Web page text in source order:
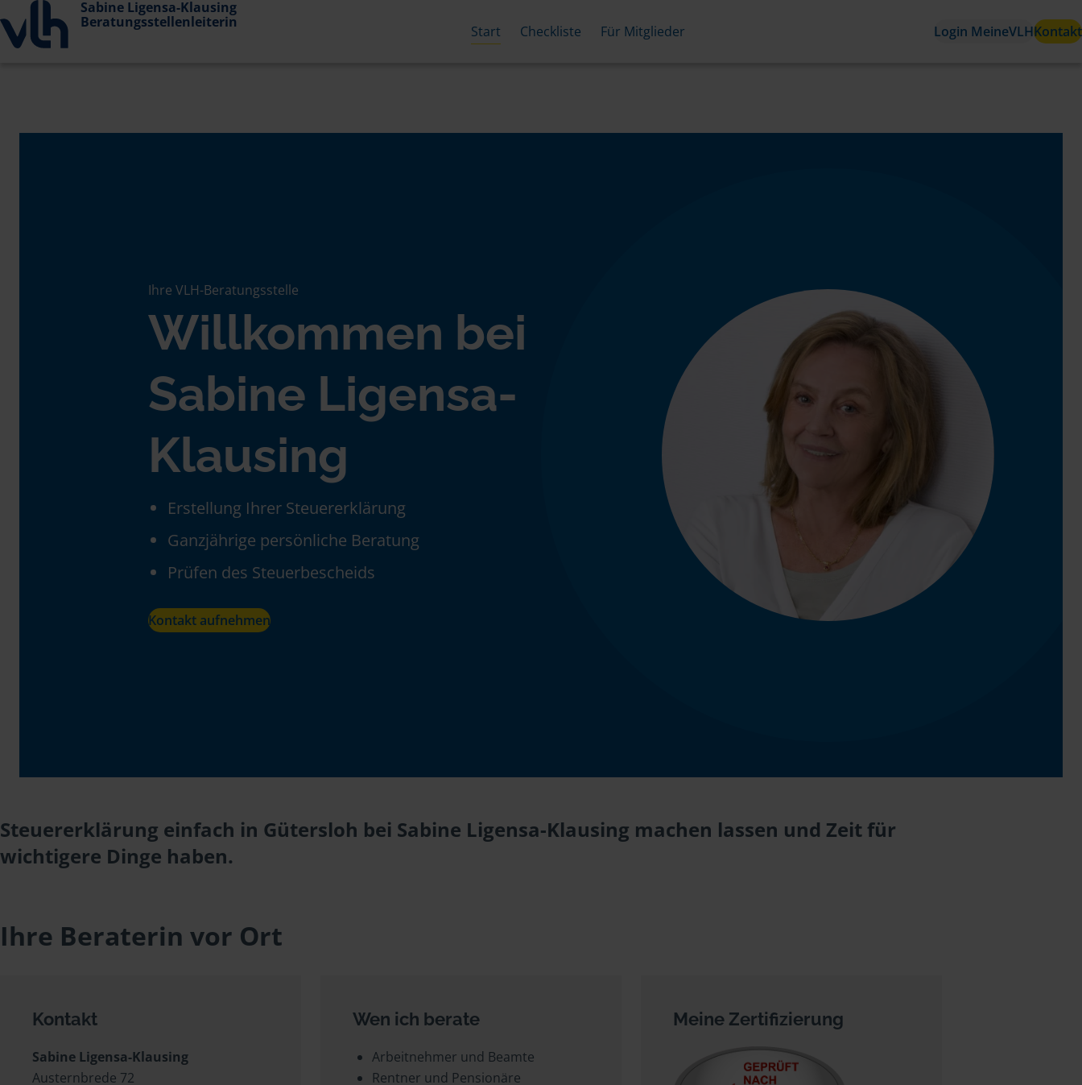
Sabine Ligensa-Klausing
Beratungsstellenleiterin
Start Checkliste Für Mitglieder Login MeineVLHKontakt
Ihre VLH-Beratungsstelle
Willkommen bei
Sabine Ligensa-
Klausing
Erstellung Ihrer Steuererklärung
Ganzjährige persönliche Beratung
Prüfen des Steuerbescheids
Kontakt aufnehmen
Steuererklärung einfach in Gütersloh bei Sabine Ligensa-Klausing machen lassen und Zeit für
wichtigere Dinge haben.
Ihre Beraterin vor Ort
Kontakt
Sabine Ligensa-Klausing
Austernbrede 72
Wen ich berate
Arbeitnehmer und Beamte
Rentner und Pensionäre
Meine Zertifizierung